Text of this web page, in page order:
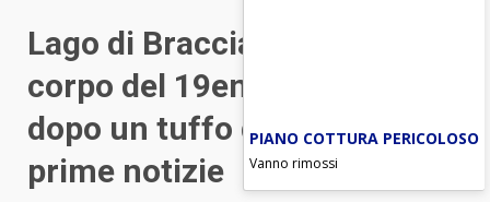
Lago di Bracciano, trovato il
corpo del 19enne scomparso
dopo un tuffo dal pedalò. Le
prime notizie
PIANO COTTURA PERICOLOSO
Vanno rimossi